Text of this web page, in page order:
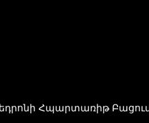
Հպարտառիթ